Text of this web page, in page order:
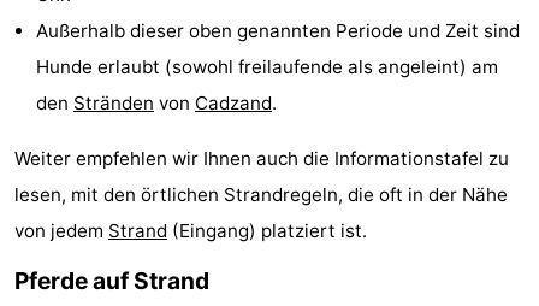
Nieuwvliet-
Meulinge
EuroParcs
Résidence
Cadzand-
Resort
Nieuwvliet-
-
Schoneveld
-
Außerhalb dieser oben genannten Periode und Zeit sind
Hunde erlaubt (sowohl freilaufende als angeleint) am
den Stränden von Cadzand.
Weiter empfehlen wir Ihnen auch die Informationstafel zu
lesen, mit den örtlichen Strandregeln, die oft in der Nähe
von jedem Strand (Eingang) platziert ist.
Pferde auf Strand